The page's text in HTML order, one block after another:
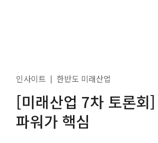
인사이트 | 한반도 미래산업
[미래산업 7차 토론회
파워가 핵심